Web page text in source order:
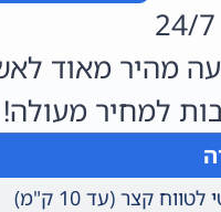
מהיר מאוד
למחיר מעולה!
קצר (עד 10 ק"מ)